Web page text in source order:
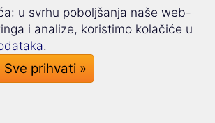
Superlearning-tehnologijom
32% bržei možete se bolje
će biti predložene
u svrhu poboljšanja naše web-
i analize, koristimo kolačiće u
.
Sve prihvati »